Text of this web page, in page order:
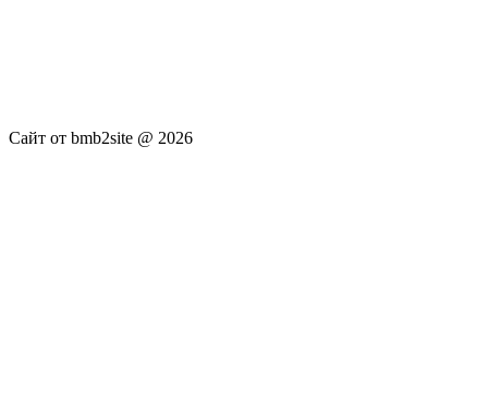
Сайт от bmb2site @ 2026